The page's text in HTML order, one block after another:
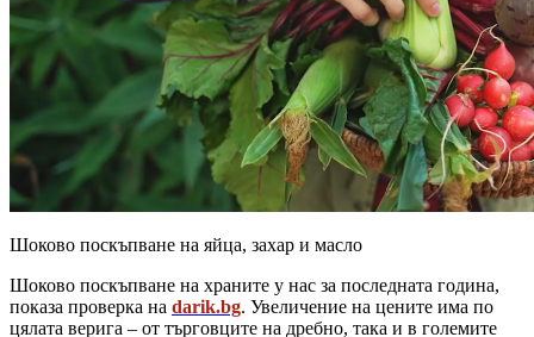
Шоково поскъпване на яйца, захар и масло
Шоково поскъпване на храните у нас за последната година,
показа проверка на darik.bg. Увеличение на цените има по
цялата верига – от търговците на дребно, така и в големите